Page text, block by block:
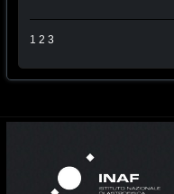
1 2 3